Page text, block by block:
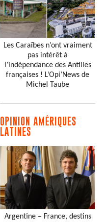
Les Caraïbes n’ont vraiment
pas intérêt à
l’indépendance des Antilles
françaises ! L’Opi’News de
Michel Taube
OPINION AMÉRIQUES
LATINES
Argentine – France, destins